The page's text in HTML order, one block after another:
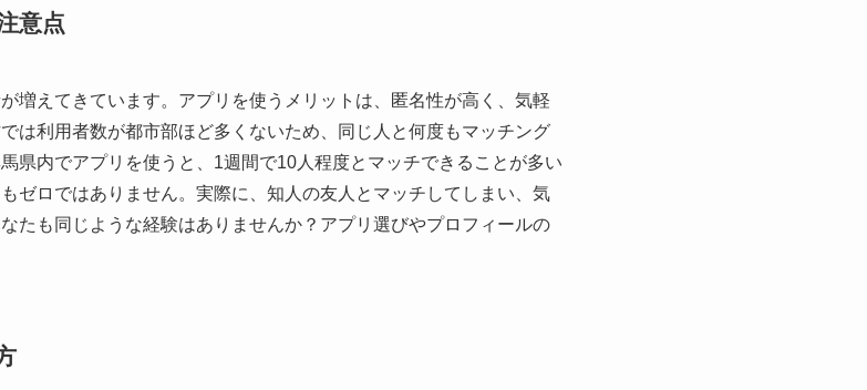
意点
増えてきています。アプリを使うメリットは、匿名性が高く、気軽
は利用者数が都市部ほど多くないため、同じ人と何度もマッチング
県内でアプリを使うと、1週間で10人程度とマッチできることが多い
ゼロではありません。実際に、知人の友人とマッチしてしまい、気
たも同じような経験はありませんか？アプリ選びやプロフィールの